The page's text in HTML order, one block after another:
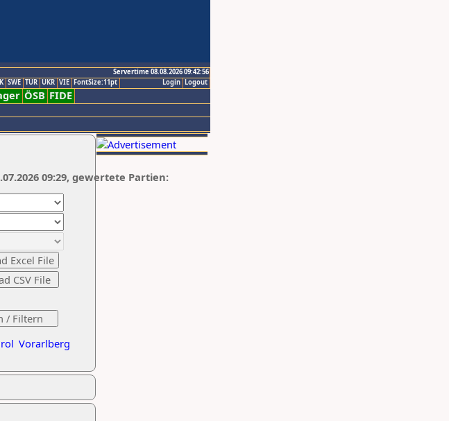
Servertime 08.08.2026 09:42:56
Logout
Login
SWE TUR UKR VIE FontSize:11pt
ÖSB FIDE
Vorarlberg
09:29, gewertete Partien: